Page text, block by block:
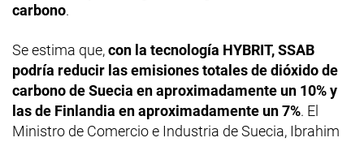
carbono.
Se estima que,con la tecnología HYBRIT, SSAB
podría reducir las emisiones totales de dióxido de
carbono de Suecia en aproximadamente un 10% y
las de Finlandia en aproximadamente un 7%. El
Ministro de Comercio e Industria de Suecia, Ibrahim